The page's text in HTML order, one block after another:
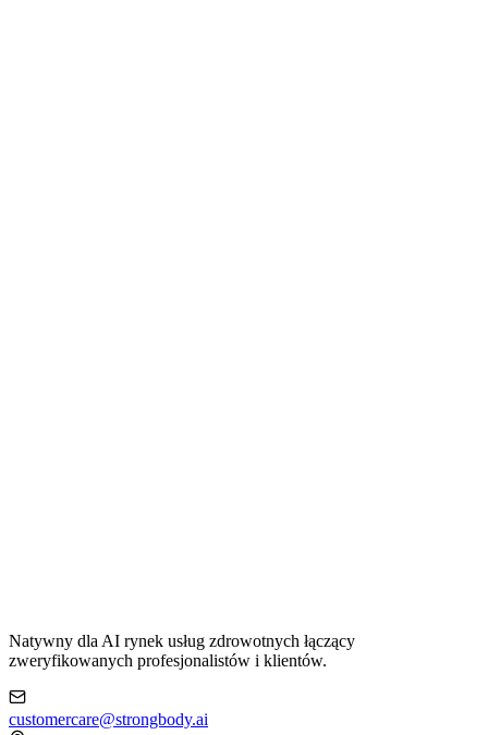
Natywny dla AI rynek usług zdrowotnych łączący
zweryfikowanych profesjonalistów i klientów.
customercare@strongbody.ai